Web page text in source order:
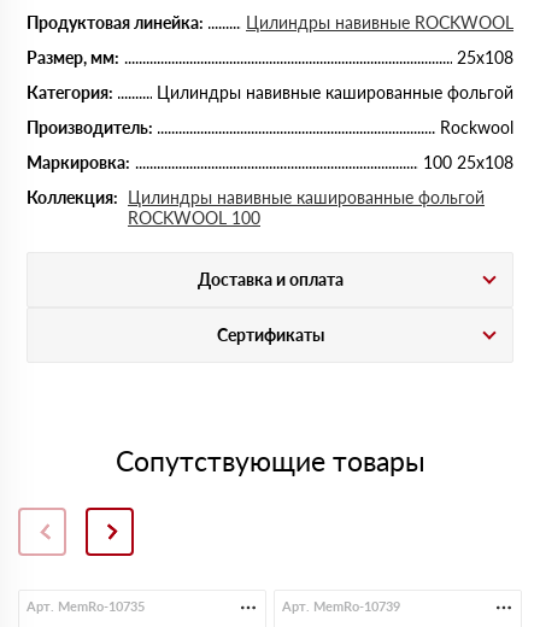
Продуктовая линейка:
Цилиндры навивные ROCKWOOL
Размер, мм:
25х108
Категория:
Цилиндры навивные кашированные фольгой
Производитель:
Rockwool
Маркировка:
100 25х108
Коллекция: Цилиндры навивные кашированные фольгой
ROCKWOOL 100
Доставка и оплата
Сертификаты
Сопутствующие товары
Арт. MemRo-10735 Арт. MemRo-10739